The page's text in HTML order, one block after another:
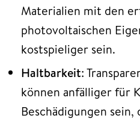
Materialien mit den
photovoltaischen
kostspieliger sein.
Haltbarkeit:
können anfälliger für
Beschädigungen sein,